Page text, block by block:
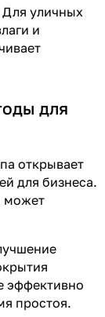
Для уличных
и
для
открывает
для бизнеса.
может
эффективно
простоя.